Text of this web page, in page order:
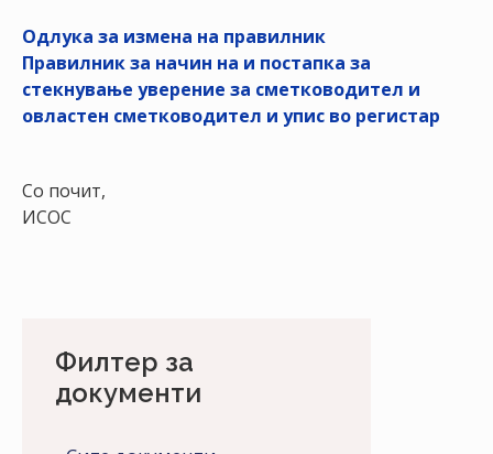
КОНТАКТ
НАЈАВА
АЖУРИРАЈ
Филтер за
документи
Одлука за измена на правилник
Правилник за начин на и постапка за
стекнување уверение за сметководител и
овластен сметководител и упис во регистар
Со почит,
ИСОС